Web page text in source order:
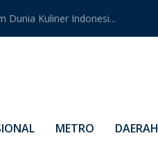
Dunia Kuliner Indonesi...
METRO DAERAH